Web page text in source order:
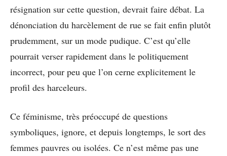
résignation sur cette question, devrait faire débat. La
dénonciation du harcèlement de rue se fait enfin plutôt
prudemment, sur un mode pudique. C’est qu’elle
pourrait verser rapidement dans le politiquement
incorrect, pour peu que l’on cerne explicitement le
profil des harceleurs.
Ce féminisme, très préoccupé de questions
symboliques, ignore, et depuis longtemps, le sort des
femmes pauvres ou isolées. Ce n’est même pas une